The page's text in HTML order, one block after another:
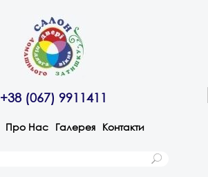
+38 (067) 9911411
Про Нас Галерея Контакти